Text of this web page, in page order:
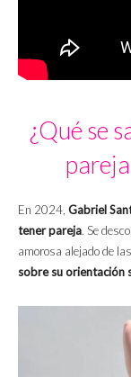
¿Qué se
En 2024, Gabriel
tener pareja. Se
amorosa alejado de
sobre su orientación